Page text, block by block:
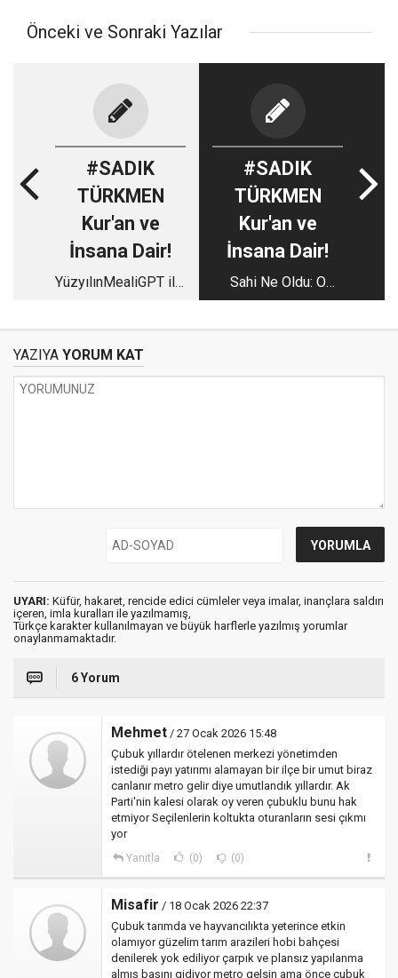
Önceki ve Sonraki Yazılar
#SADIK
TÜRKMEN
Kur'an ve
İnsana Dair!
YüzyılınMealiGPT ile:
EVLİLİKLERİ
konusunda Yüzyılın
#SADIK
TÜRKMEN
Kur'an ve
İnsana Dair!
Sahi Ne Oldu: O
kadar şaşaalı yılbaşı
YAZIYA YORUM KAT
UYARI: Küfür, hakaret, rencide edici cümleler veya imalar, inançlara saldırı
içeren, imla kuralları ile yazılmamış,
Türkçe karakter kullanılmayan ve büyük harflerle yazılmış yorumlar
onaylanmamaktadır.
6 Yorum
Mehmet / 27 Ocak 2026 15:48
Çubuk yıllardır ötelenen merkezi yönetimden
istediği payı yatırımı alamayan bir ilçe bir umut biraz
canlanır metro gelir diye umutlandık yıllardır. Ak
Parti'nin kalesi olarak oy veren çubuklu bunu hak
etmiyor Seçilenlerin koltukta oturanların sesi çıkmı
yor
Yanıtla (0) (0)
Misafir / 18 Ocak 2026 22:37
Çubuk tarımda ve hayvancılıkta yeterince etkin
olamıyor güzelim tarım arazileri hobi bahçesi
denilerek yok ediliyor çarpık ve plansız yapılanma
almış başını gidiyor metro gelsin ama önce çubuk